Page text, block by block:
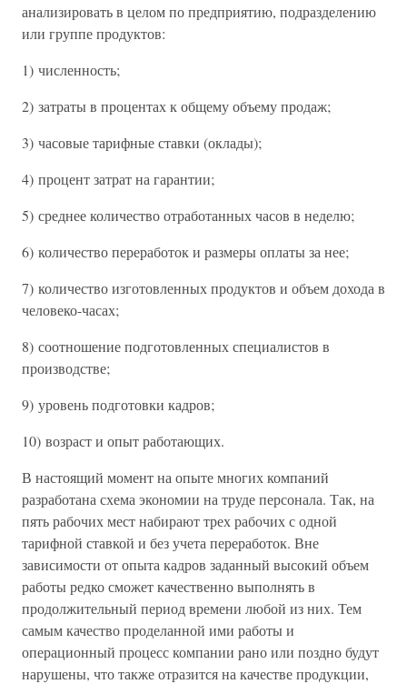
анализировать в целом по предприятию, подразделению
или группе продуктов:
1) численность;
2) затраты в процентах к общему объему продаж;
3) часовые тарифные ставки (оклады);
4) процент затрат на гарантии;
5) среднее количество отработанных часов в неделю;
6) количество переработок и размеры оплаты за нее;
7) количество изготовленных продуктов и объем дохода в
человеко-часах;
8) соотношение подготовленных специалистов в
производстве;
9) уровень подготовки кадров;
10) возраст и опыт работающих.
В настоящий момент на опыте многих компаний
разработана схема экономии на труде персонала. Так, на
пять рабочих мест набирают трех рабочих с одной
тарифной ставкой и без учета переработок. Вне
зависимости от опыта кадров заданный высокий объем
работы редко сможет качественно выполнять в
продолжительный период времени любой из них. Тем
самым качество проделанной ими работы и
операционный процесс компании рано или поздно будут
нарушены, что также отразится на качестве продукции,